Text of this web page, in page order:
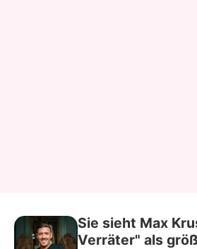
Sie sieht Max
Verräter" als